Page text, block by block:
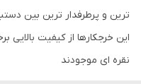
ترین و پرطرفدار ترین بین
این خرجکارها از کیفیت بالایی
نقره ای موجودند